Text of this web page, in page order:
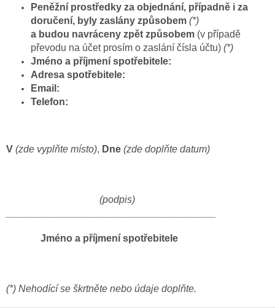
Peněžní prostředky za objednání, případně i za
doručení, byly zaslány způsobem (*)
a budou navráceny zpět způsobem (v případě
převodu na účet prosím o zaslání čísla účtu) (*)
Jméno a příjmení spotřebitele:
Adresa spotřebitele:
Email:
Telefon:
V (zde vyplňte místo), Dne (zde doplňte datum)
(podpis)
Jméno a příjmení spotřebitele
(*) Nehodící se škrtněte nebo údaje doplňte.